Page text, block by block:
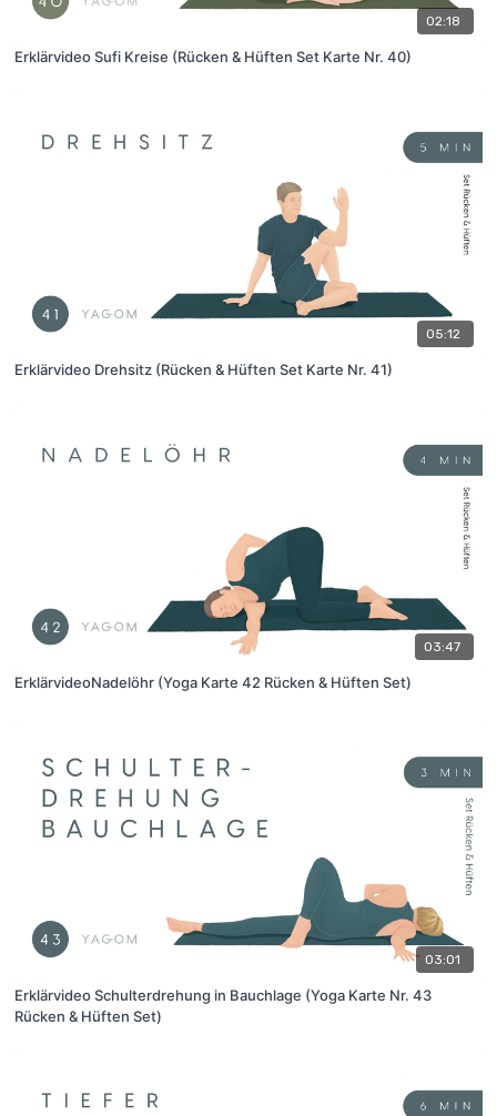
02:18
Erklärvideo Sufi Kreise (Rücken & Hüften Set Karte Nr. 40)
05:12
Erklärvideo Drehsitz (Rücken & Hüften Set Karte Nr. 41)
03:47
ErklärvideoNadelöhr (Yoga Karte 42 Rücken & Hüften Set)
03:01
Erklärvideo Schulterdrehung in Bauchlage (Yoga Karte Nr. 43
Rücken & Hüften Set)